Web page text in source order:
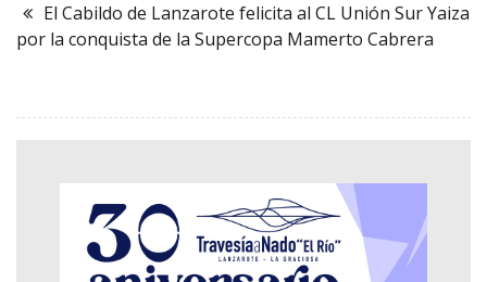
El Cabildo de Lanzarote felicita al CL Unión Sur Yaiza
por la conquista de la Supercopa Mamerto Cabrera